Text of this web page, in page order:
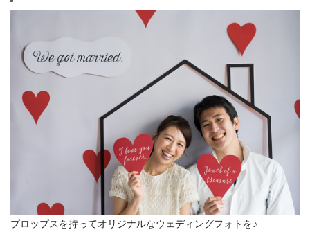
プロップスを持ってオリジナルなウェディングフォトを♪